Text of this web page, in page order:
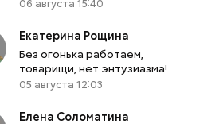
06 августа 15:40
Екатерина Рощина
Без огонька работаем,
товарищи, нет энтузиазма!
05 августа 12:03
Елена Соломатина